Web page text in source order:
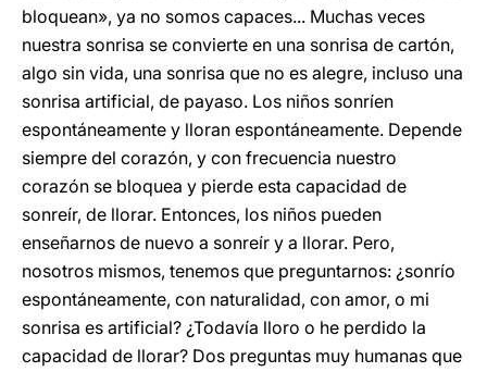
bloquean», ya no somos capaces... Muchas veces
nuestra sonrisa se convierte en una sonrisa de cartón,
algo sin vida, una sonrisa que no es alegre, incluso una
sonrisa artificial, de payaso. Los niños sonríen
espontáneamente y lloran espontáneamente. Depende
siempre del corazón, y con frecuencia nuestro
corazón se bloquea y pierde esta capacidad de
sonreír, de llorar. Entonces, los niños pueden
enseñarnos de nuevo a sonreír y a llorar. Pero,
nosotros mismos, tenemos que preguntarnos: ¿sonrío
espontáneamente, con naturalidad, con amor, o mi
sonrisa es artificial? ¿Todavía lloro o he perdido la
capacidad de llorar? Dos preguntas muy humanas que